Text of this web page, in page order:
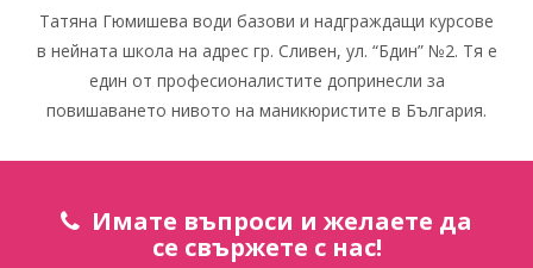
Татяна Гюмишева води базови и надграждащи курсове
в нейната школа на адрес гр. Сливен, ул. “Бдин” №2. Тя е
един от професионалистите допринесли за
повишаването нивото на маникюристите в България.
Имате въпроси и желаете да
се свържете с нас!